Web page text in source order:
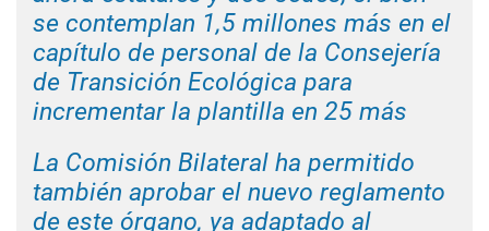
se contemplan 1,5 millones más en el
capítulo de personal de la Consejería
de Transición Ecológica para
incrementar la plantilla en 25 más
La Comisión Bilateral ha permitido
también aprobar el nuevo reglamento
de este órgano, ya adaptado al